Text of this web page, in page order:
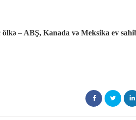
– ABŞ, Kanada və Meksika ev